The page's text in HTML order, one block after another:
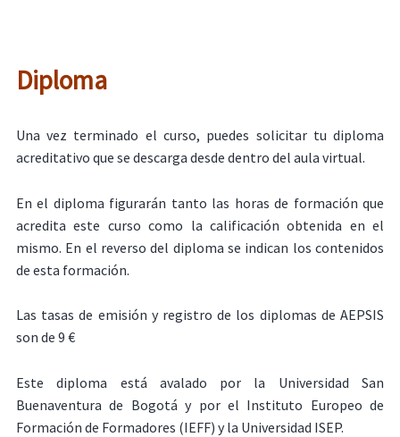
Diploma
Una vez terminado el curso, puedes solicitar tu diploma
acreditativo que se descarga desde dentro del aula virtual.
En el diploma figurarán tanto las horas de formación que
acredita este curso como la calificación obtenida en el
mismo. En el reverso del diploma se indican los contenidos
de esta formación.
Las tasas de emisión y registro de los diplomas de AEPSIS
son de 9 €
Este diploma está avalado por la Universidad San
Buenaventura de Bogotá y por el Instituto Europeo de
Formación de Formadores (IEFF) y la Universidad ISEP.